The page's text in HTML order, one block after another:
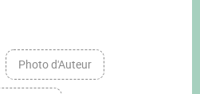
Photo d'Auteur